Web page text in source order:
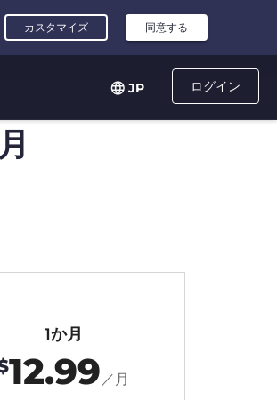
ログイン
JP
1か月
12.99 ／月